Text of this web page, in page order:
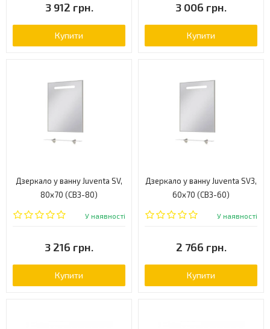
3 912 грн.
Купити
3 006 грн.
Купити
Дзеркало у ванну Juventa SV,
80x70 (СВЗ-80)
У наявності
3 216 грн.
Купити
Дзеркало у ванну Juventa SV3,
60x70 (СВЗ-60)
У наявності
2 766 грн.
Купити